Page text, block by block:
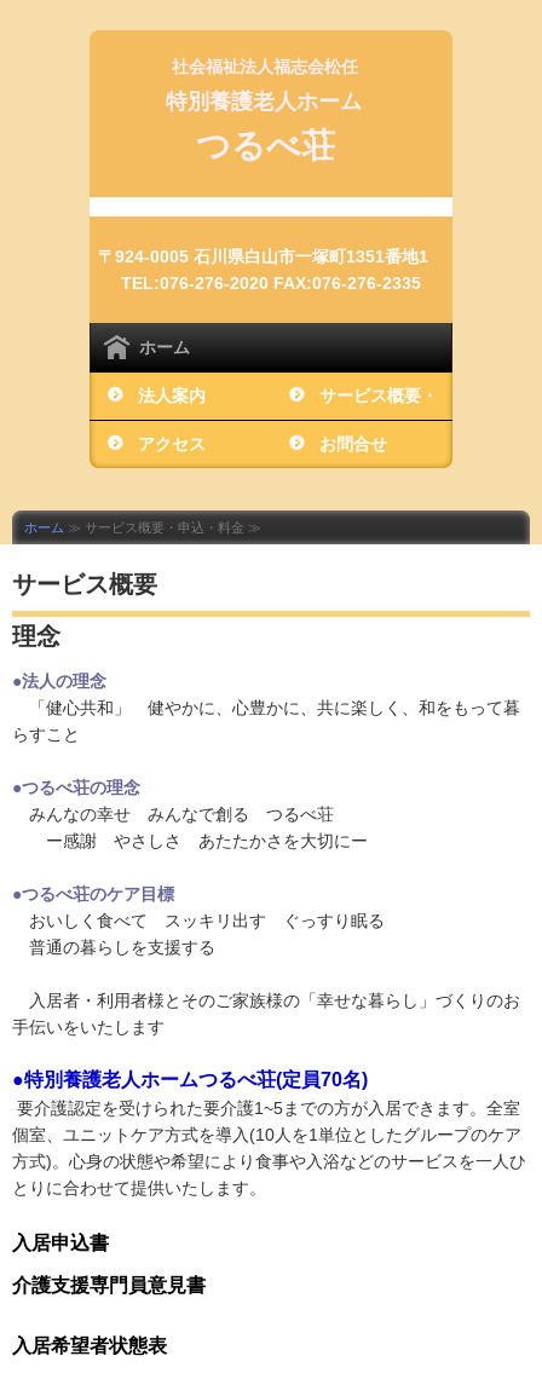
社会福祉法人福志会松任
特別養護老人ホーム
つるべ荘
〒924-0005 石川県白山市一塚町1351番地1
TEL:076-276-2020 FAX:076-276-2335
ホーム
法人案内 サービス概要・
申込・料金
アクセス お問合せ
ホーム ≫ サービス概要・申込・料金 ≫
サービス概要
理念
●法人の理念
「健心共和」 健やかに、心豊かに、共に楽しく、和をもって暮
らすこと
●つるべ荘の理念
みんなの幸せ みんなで創る つるべ荘
ー感謝 やさしさ あたたかさを大切にー
●つるべ荘のケア目標
おいしく食べて スッキリ出す ぐっすり眠る
普通の暮らしを支援する
入居者・利用者様とそのご家族様の「幸せな暮らし」づくりのお
手伝いをいたします
●特別養護老人ホームつるべ荘(定員70名)
要介護認定を受けられた要介護1~5までの方が入居できます。全室
個室、ユニットケア方式を導入(10人を1単位としたグループのケア
方式)。心身の状態や希望により食事や入浴などのサービスを一人ひ
とりに合わせて提供いたします。
入居申込書
介護支援専門員意見書
入居希望者状態表